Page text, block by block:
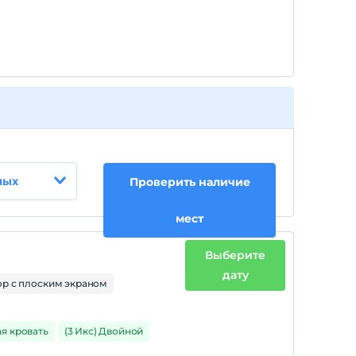
Проверить наличие
мест
с плоским экраном
кровать (3 Икс) Двойной
Выберите
дату